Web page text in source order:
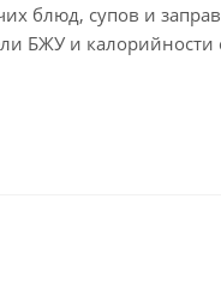
блюд, супов и
БЖУ и калорийности